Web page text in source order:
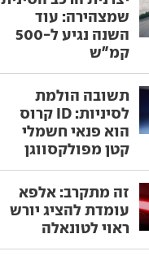
שמצהירה: עוד
השנה נגיע ל-500
קמ"ש
תשובה הולמת
לסיניות: ID קרוס
הוא פנאי חשמלי
קטן מפולקסווגן
זה מתקרב: אלפא
עומדת להציג יורש
ראוי לטונאלה